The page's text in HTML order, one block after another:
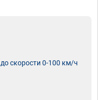
скорости 0-100 км/ч